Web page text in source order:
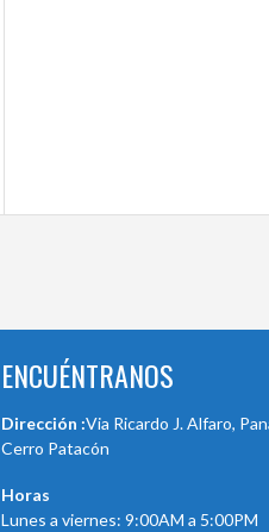
ENCUÉNTRANOS
Dirección :Via Ricardo J. Alfaro,
Cerro Patacón
Horas
Lunes a viernes: 9:00AM a 5:00PM